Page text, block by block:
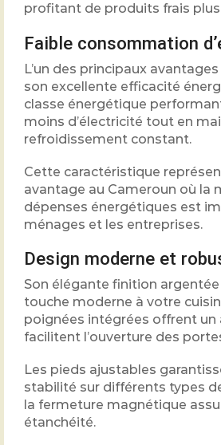
profitant de produits frais
Faible consommation
L’un des principaux
son excellente efficacité
classe énergétique
moins d’électricité tout en
refroidissement constant.
Cette caractéristique
avantage au Cameroun où la
dépenses énergétiques est
ménages et les entreprises.
Design moderne et
Son élégante finition
touche moderne à votre
poignées intégrées offrent un
facilitent l’ouverture des
Les pieds ajustables
stabilité sur différents types
la fermeture magnétique
étanchéité.